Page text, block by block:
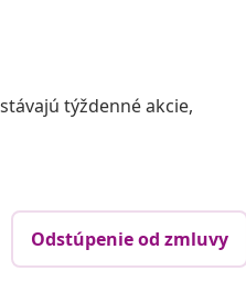
týždenné akcie,
Odstúpenie od zmluvy